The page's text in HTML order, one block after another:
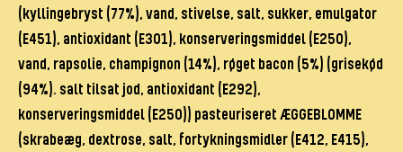
(kyllingebryst (77%), vand, stivelse, salt, sukker, emulgator
(E451), antioxidant (E301), konserveringsmiddel (E250),
vand, rapsolie, champignon (14%), røget bacon (5%) (grisekød
(94%). salt tilsat jod, antioxidant (E292),
konserveringsmiddel (E250)) pasteuriseret ÆGGEBLOMME
(skrabeæg, dextrose, salt, fortykningsmidler (E412, E415),